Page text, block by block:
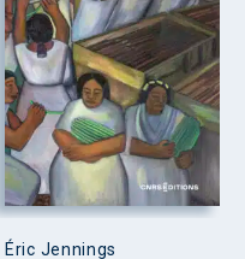
Éric Jennings